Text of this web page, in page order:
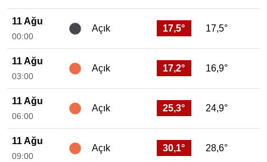
11 Ağu
00:00
Açık 17,5° 17,5°
11 Ağu
03:00
Açık 17,2° 16,9°
11 Ağu
06:00
Açık 25,3° 24,9°
11 Ağu
09:00
Açık 30,1° 28,6°